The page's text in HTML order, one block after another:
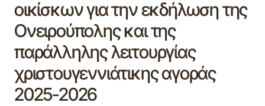
οικίσκων για την εκδήλωση της
Ονειρούπολης και της
παράλληλης λειτουργίας
χριστουγεννιάτικης αγοράς
2025-2026